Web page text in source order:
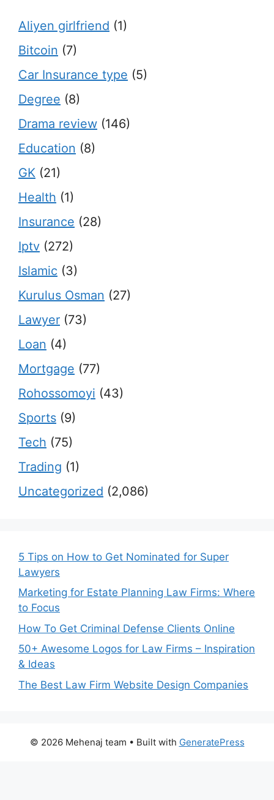
Aliyen girlfriend (1)
Bitcoin (7)
Car Insurance type (5)
Degree (8)
Drama review (146)
Education (8)
GK (21)
Health (1)
Insurance (28)
Iptv (272)
Islamic (3)
Kurulus Osman (27)
Lawyer (73)
Loan (4)
Mortgage (77)
Rohossomoyi (43)
Sports (9)
Tech (75)
Trading (1)
Uncategorized (2,086)
5 Tips on How to Get Nominated for Super
Lawyers
Marketing for Estate Planning Law Firms: Where
to Focus
How To Get Criminal Defense Clients Online
50+ Awesome Logos for Law Firms – Inspiration
& Ideas
The Best Law Firm Website Design Companies
© 2026 Mehenaj team • Built with GeneratePress